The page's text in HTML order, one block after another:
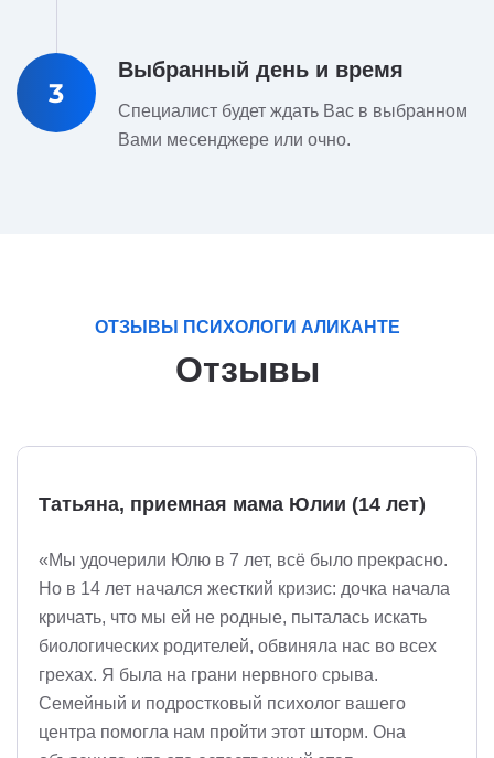
3
Выбранный день и время
Специалист будет ждать Вас в выбранном
Вами месенджере или очно.
ОТЗЫВЫ ПСИХОЛОГИ АЛИКАНТЕ
Отзывы
Татьяна, приемная мама Юлии (14 лет)
«Мы удочерили Юлю в 7 лет, всё было прекрасно.
Но в 14 лет начался жесткий кризис: дочка начала
кричать, что мы ей не родные, пыталась искать
биологических родителей, обвиняла нас во всех
грехах. Я была на грани нервного срыва.
Семейный и подростковый психолог вашего
центра помогла нам пройти этот шторм. Она